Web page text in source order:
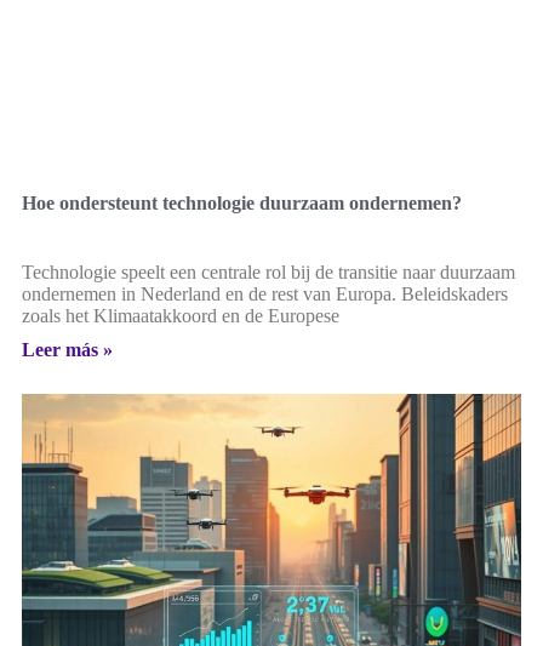
Hoe ondersteunt technologie duurzaam ondernemen?
Technologie speelt een centrale rol bij de transitie naar duurzaam
ondernemen in Nederland en de rest van Europa. Beleidskaders
zoals het Klimaatakkoord en de Europese
Leer más »